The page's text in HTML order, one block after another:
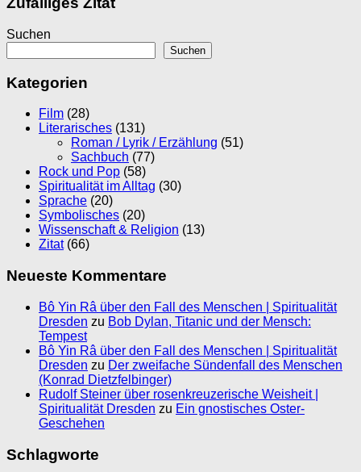
Suchen
Suchen
Kategorien
Film (28)
Literarisches (131)
Roman / Lyrik / Erzählung (51)
Sachbuch (77)
Rock und Pop (58)
Spiritualität im Alltag (30)
Sprache (20)
Symbolisches (20)
Wissenschaft & Religion (13)
Zitat(66)
Neueste Kommentare
Bô Yin Râ über den Fall des Menschen | Spiritualität
Dresden zu Bob Dylan, Titanic und der Mensch:
Tempest
Bô Yin Râ über den Fall des Menschen | Spiritualität
Dresden zu Der zweifache Sündenfall des Menschen
(Konrad Dietzfelbinger)
Rudolf Steiner über rosenkreuzerische Weisheit |
Spiritualität Dresden zu Ein gnostisches Oster-
Geschehen
Schlagworte